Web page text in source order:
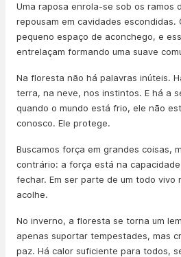
Uma raposa enrola-se sob os ramos
repousam em cavidades escondidas.
pequeno espaço de aconchego, e
entrelaçam formando uma suave
Na floresta não há palavras inúteis.
terra, na neve, nos instintos. E há a
quando o mundo está frio, ele não
conosco. Ele protege.
Buscamos força em grandes coisas,
contrário: a força está na
fechar. Em ser parte de um todo vivo
acolhe.
No inverno, a floresta se torna um
apenas suportar tempestades, mas
paz. Há calor suficiente para todos,